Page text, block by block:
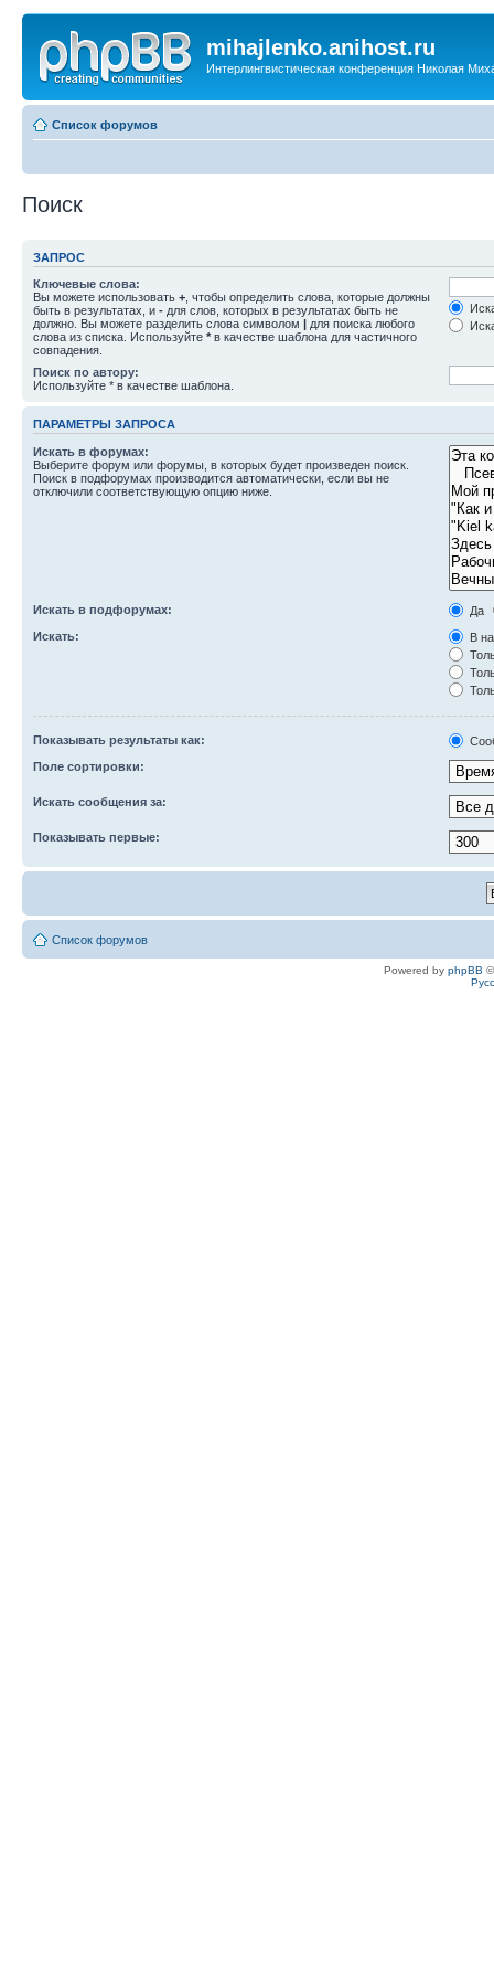
mihajlenko.anihost.ru
Интерлингвистическая конференция Николая
Список форумов
Поиск
ЗАПРОС
Ключевые слова:
Вы можете использовать + , чтобы определить слова, которые должны
быть в результатах, и - для слов, которых в результатах быть не
должно. Вы можете разделить слова символом | для поиска любого
слова из списка. Используйте * в качестве шаблона для частичного
совпадения.
Поиск по автору:
Используйте * в качестве шаблона.
ПАРАМЕТРЫ ЗАПРОСА
Искать в форумах:
Выберите форум или форумы, в которых будет произведен поиск.
Поиск в подфорумах производится автоматически, если вы не
отключили соответствующую опцию ниже.
Искать в подфорумах:
Да
Искать:
В
Показывать результаты как:
Поле сортировки:
Искать сообщения за:
Показывать первые:
Список форумов
Powered by phpBB